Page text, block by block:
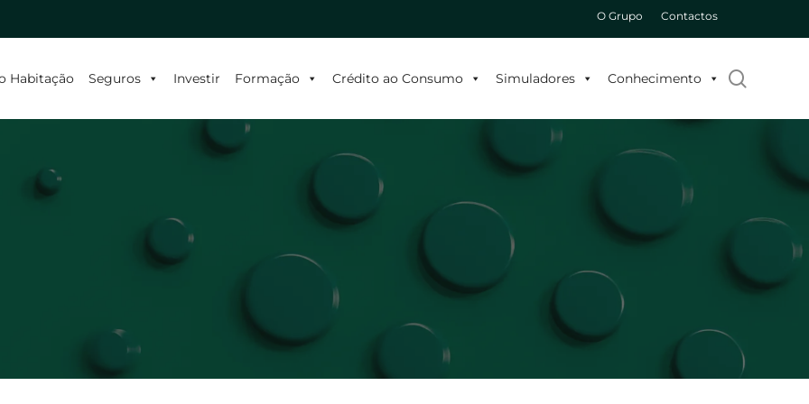
O Grupo Contactos
Habitação Seguros Investir Formação Crédito ao Consumo Simuladores Conhecimento